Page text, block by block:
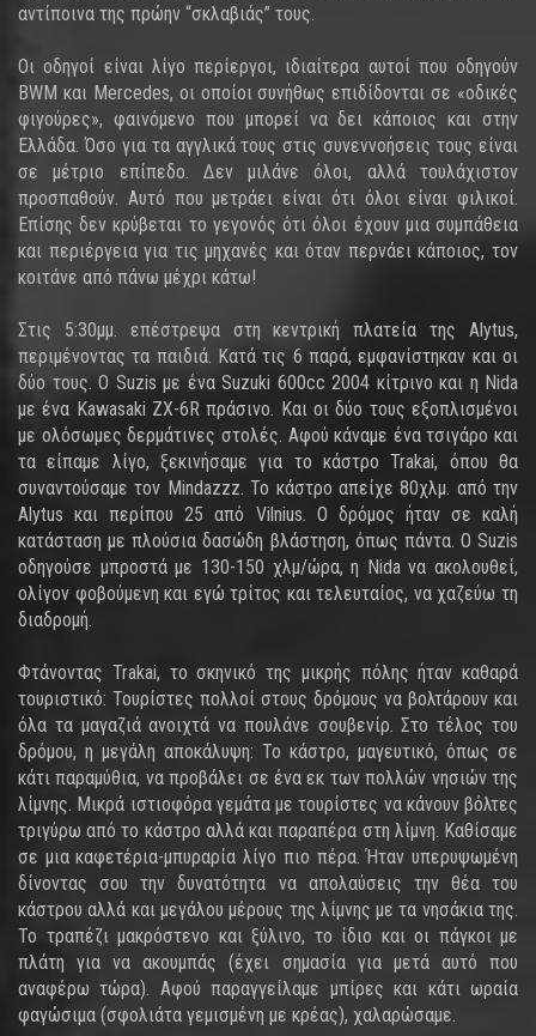
αντίποινα της πρώην “σκλαβιάς” τους.
Οι οδηγοί είναι λίγο περίεργοι, ιδιαίτερα αυτοί που οδηγούν
BWM και Mercedes, οι οποίοι συνήθως επιδίδονται σε «οδικές
φιγούρες», φαινόμενο που μπορεί να δει κάποιος και στην
Ελλάδα. Όσο για τα αγγλικά τους στις συνεννοήσεις τους είναι
σε μέτριο επίπεδο. Δεν μιλάνε όλοι, αλλά τουλάχιστον
προσπαθούν. Αυτό που μετράει είναι ότι όλοι είναι φιλικοί.
Επίσης δεν κρύβεται το γεγονός ότι όλοι έχουν μια συμπάθεια
και περιέργεια για τις μηχανές και όταν περνάει κάποιος, τον
κοιτάνε από πάνω μέχρι κάτω!
Στις 5:30μμ. επέστρεψα στη κεντρική πλατεία της Alytus,
περιμένοντας τα παιδιά. Κατά τις 6 παρά, εμφανίστηκαν και οι
δύο τους. Ο Suzis με ένα Suzuki 600cc 2004 κίτρινο και η Nida
με ένα Kawasaki ZX-6R πράσινο. Και οι δύο τους εξοπλισμένοι
με ολόσωμες δερμάτινες στολές. Αφού κάναμε ένα τσιγάρο και
τα είπαμε λίγο, ξεκινήσαμε για το κάστρο Trakai, όπου θα
συναντούσαμε τον Mindazzz. Το κάστρο απείχε 80χλμ. από την
Alytus και περίπου 25 από Vilnius. Ο δρόμος ήταν σε καλή
κατάσταση με πλούσια δασώδη βλάστηση, όπως πάντα. Ο Suzis
οδηγούσε μπροστά με 130-150 χλμ/ώρα, η Nida να ακολουθεί,
ολίγον φοβούμενη και εγώ τρίτος και τελευταίος, να χαζεύω τη
διαδρομή.
Φτάνοντας Trakai, το σκηνικό της μικρής πόλης ήταν καθαρά
τουριστικό: Τουρίστες πολλοί στους δρόμους να βολτάρουν και
όλα τα μαγαζιά ανοιχτά να πουλάνε σουβενίρ. Στο τέλος του
δρόμου, η μεγάλη αποκάλυψη: Το κάστρο, μαγευτικό, όπως σε
κάτι παραμύθια, να προβάλει σε ένα εκ των πολλών νησιών της
λίμνης. Μικρά ιστιοφόρα γεμάτα με τουρίστες να κάνουν βόλτες
τριγύρω από το κάστρο αλλά και παραπέρα στη λίμνη. Καθίσαμε
σε μια καφετέρια-μπυραρία λίγο πιο πέρα. Ήταν υπερυψωμένη
δίνοντας σου την δυνατότητα να απολαύσεις την θέα του
κάστρου αλλά και μεγάλου μέρους της λίμνης με τα νησάκια της.
Το τραπέζι μακρόστενο και ξύλινο, το ίδιο και οι πάγκοι με
πλάτη για να ακουμπάς (έχει σημασία για μετά αυτό που
αναφέρω τώρα). Αφού παραγγείλαμε μπίρες και κάτι ωραία
φαγώσιμα (σφολιάτα γεμισμένη με κρέας), χαλαρώσαμε.